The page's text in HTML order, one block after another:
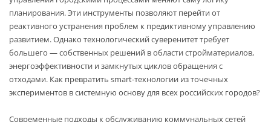
планирования. Эти инструменты позволяют перейти от
реактивного устранения проблем к предиктивному управлению
развитием. Однако технологический суверенитет требует
большего — собственных решений в области стройматериалов,
энергоэффективности и замкнутых циклов обращения с
отходами. Как превратить smart-технологии из точечных
экспериментов в системную основу для всех российских городов?
Современные подходы к обслуживанию коммунальных сетей